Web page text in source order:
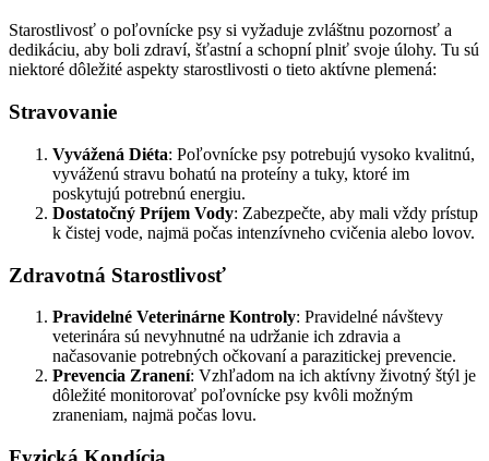
Starostlivosť o poľovnícke psy si vyžaduje zvláštnu pozornosť a
dedikáciu, aby boli zdraví, šťastní a schopní plniť svoje úlohy. Tu sú
niektoré dôležité aspekty starostlivosti o tieto aktívne plemená:
Stravovanie
Vyvážená Diéta: Poľovnícke psy potrebujú vysoko kvalitnú,
vyváženú stravu bohatú na proteíny a tuky, ktoré im
poskytujú potrebnú energiu.
Dostatočný Príjem Vody: Zabezpečte, aby mali vždy prístup
k čistej vode, najmä počas intenzívneho cvičenia alebo lovov.
Zdravotná Starostlivosť
Pravidelné Veterinárne Kontroly: Pravidelné návštevy
veterinára sú nevyhnutné na udržanie ich zdravia a
načasovanie potrebných očkovaní a parazitickej prevencie.
Prevencia Zranení: Vzhľadom na ich aktívny životný štýl je
dôležité monitorovať poľovnícke psy kvôli možným
zraneniam, najmä počas lovu.